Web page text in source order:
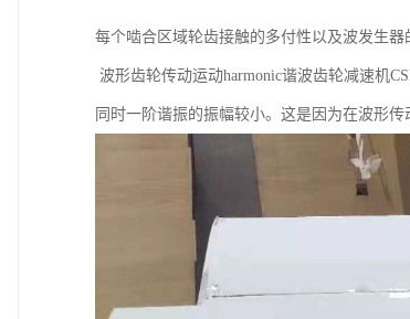
每个啮合区域轮齿接触的多付性以及波发生器
波形齿轮传动运动harmonic谐波齿轮减速机
同时一阶谐振的振幅较小。这是因为在波形